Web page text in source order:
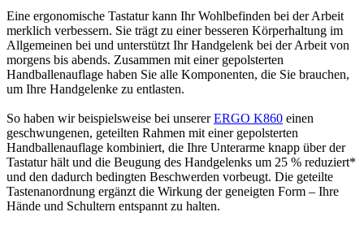
Eine ergonomische Tastatur kann Ihr Wohlbefinden bei der Arbeit
merklich verbessern. Sie trägt zu einer besseren Körperhaltung im
Allgemeinen bei und unterstützt Ihr Handgelenk bei der Arbeit von
morgens bis abends. Zusammen mit einer gepolsterten
Handballenauflage haben Sie alle Komponenten, die Sie brauchen,
um Ihre Handgelenke zu entlasten.
So haben wir beispielsweise bei unsererERGO K860 einen
geschwungenen, geteilten Rahmen mit einer gepolsterten
Handballenauflage kombiniert, die Ihre Unterarme knapp über der
Tastatur hält und die Beugung des Handgelenks um 25 % reduziert*
und den dadurch bedingten Beschwerden vorbeugt. Die geteilte
Tastenanordnung ergänzt die Wirkung der geneigten Form – Ihre
Hände und Schultern entspannt zu halten.